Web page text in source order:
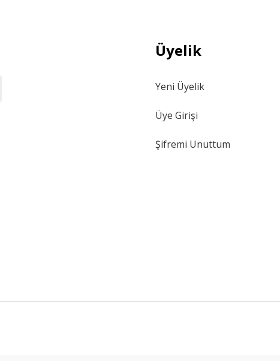
Üyelik
Yeni Üyelik
Üye Girişi
Şifremi Unuttum